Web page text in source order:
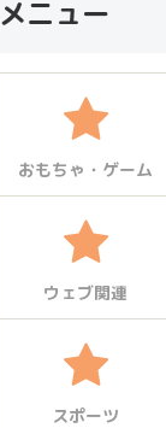
メニュー
おもちゃ・ゲーム
ウェブ関連
スポーツ